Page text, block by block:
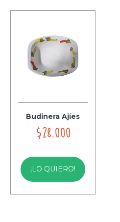
Budinera Ajíes
$28.000
¡LO QUIERO!